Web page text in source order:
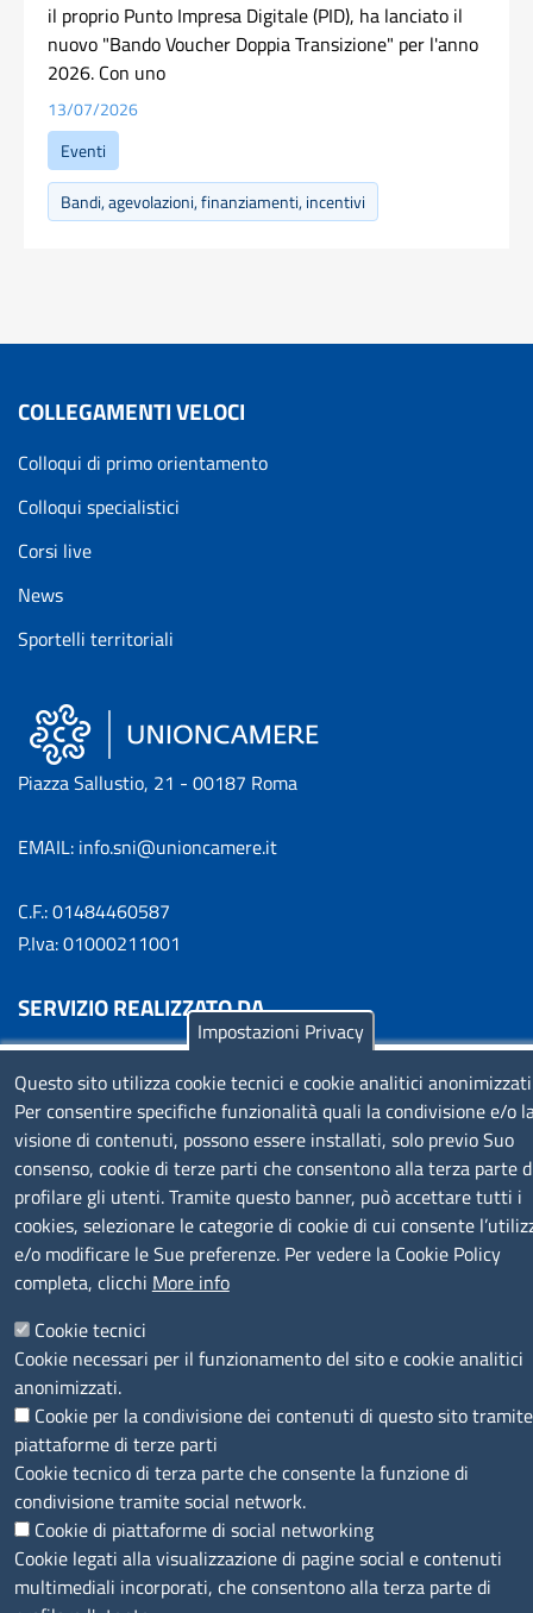
il proprio Punto Impresa Digitale (PID), ha lanciato il
nuovo "Bando Voucher Doppia Transizione" per l'anno
2026. Con uno
13/07/2026
Eventi
Bandi, agevolazioni, finanziamenti, incentivi
COLLEGAMENTI VELOCI
Colloqui di primo orientamento
Colloqui specialistici
Corsi live
News
Sportelli territoriali
Piazza Sallustio, 21 - 00187 Roma
EMAIL: info.sni@unioncamere.it
C.F.: 01484460587
P.Iva: 01000211001
SERVIZIO REALIZZATO DA
SEGUICI SU
MENÙ PRIVACY
Note legali Privacy e cookie policy Accesso riservato
© 2023 SNI Servizio Nuove Imprese
Impostazioni Privacy
Questo sito utilizza cookie tecnici e cookie analitici
Per consentire specifiche funzionalità quali la condivisione e/o
visione di contenuti, possono essere installati, solo previo Suo
consenso, cookie di terze parti che consentono alla terza parte
profilare gli utenti. Tramite questo banner, può accettare tutti i
cookies, selezionare le categorie di cookie di cui consente
e/o modificare le Sue preferenze. Per vedere la Cookie Policy
completa, clicchi More info
Cookie tecnici
Cookie necessari per il funzionamento del sito e cookie analitici
anonimizzati.
Cookie per la condivisione dei contenuti di questo sito tramite
piattaforme di terze parti
Cookie tecnico di terza parte che consente la funzione di
condivisione tramite social network.
Cookie di piattaforme di social networking
Cookie legati alla visualizzazione di pagine social e contenuti
multimediali incorporati, che consentono alla terza parte di